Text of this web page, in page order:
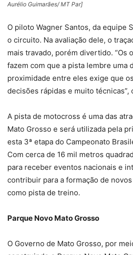
Aurélio Guimarães/ MT Par]
O piloto Wagner Santos, da equipe
o circuito. Na avaliação dele, o
mais travado, porém divertido. “Os
fazem com que a pista lembre uma
proximidade entre eles exige que
decisões rápidas e muito técnicas”,
A pista de motocross é uma das
Mato Grosso e será utilizada pela
esta 3ª etapa do Campeonato
Com cerca de 16 mil metros
para receber eventos nacionais e
contribuir para a formação de
como pista de treino.
Parque Novo Mato Grosso
O Governo de Mato Grosso, por